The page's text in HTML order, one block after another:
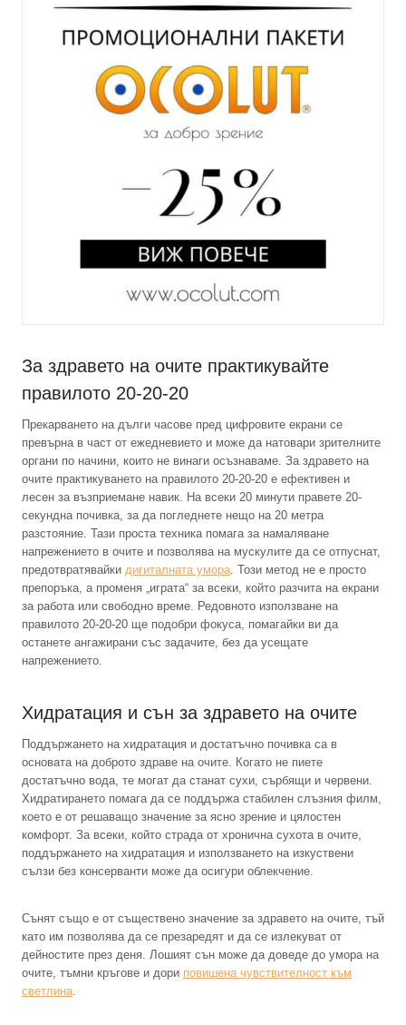
За здравето на очите практикувайте
правилото 20-20-20
Прекарването на дълги часове пред цифровите екрани се
превърна в част от ежедневието и може да натовари зрителните
органи по начини, които не винаги осъзнаваме. За здравето на
очите практикуването на правилото 20-20-20 е ефективен и
лесен за възприемане навик. На всеки 20 минути правете 20-
секундна почивка, за да погледнете нещо на 20 метра
разстояние. Тази проста техника помага за намаляване
напрежението в очите и позволява на мускулите да се отпуснат,
предотвратявайки дигиталната умора . Този метод не е просто
препоръка, а променя „играта“ за всеки, който разчита на екрани
за работа или свободно време. Редовното използване на
правилото 20-20-20 ще подобри фокуса, помагайки ви да
останете ангажирани със задачите, без да усещате
напрежението.
Хидратация и сън за здравето на очите
Поддържането на хидратация и достатъчно почивка са в
основата на доброто здраве на очите. Когато не пиете
достатъчно вода, те могат да станат сухи, сърбящи и червени.
Хидратирането помага да се поддържа стабилен слъзния филм,
което е от решаващо значение за ясно зрение и цялостен
комфорт. За всеки, който страда от хронична сухота в очите,
поддържането на хидратация и използването на изкуствени
сълзи без консерванти може да осигури облекчение.
Сънят също е от съществено значение за здравето на очите, тъй
като им позволява да се презаредят и да се излекуват от
дейностите през деня. Лошият сън може да доведе до умора на
очите, тъмни кръгове и дори повишена чувствителност към
светлина